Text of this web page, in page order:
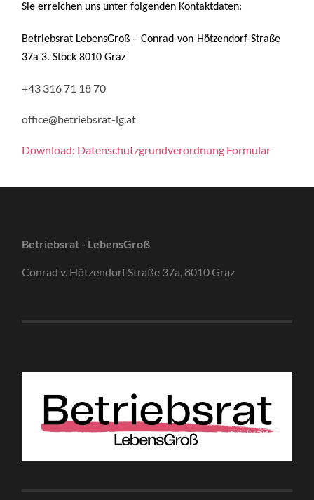
Sie erreichen uns unter folgenden Kontaktdaten:
Betriebsrat LebensGroß – Conrad-von-Hötzendorf-Straße
37a 3. Stock 8010 Graz
+43 316 71 18 70
office@betriebsrat-lg.at
Download: Datenschutzgrundverordnung Formular
Betriebsrat - LebensGroß
Conrad v. Hötzendorf Straße 37a, 8010 Graz